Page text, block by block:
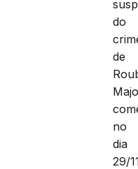
do
de
no
dia
29/